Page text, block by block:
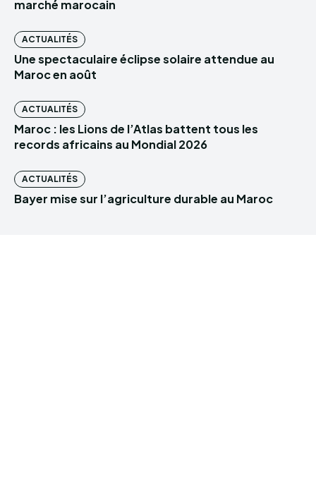
marché marocain
ACTUALITÉS
Une spectaculaire éclipse solaire attendue au
Maroc en août
ACTUALITÉS
Maroc : les Lions de l’Atlas battent tous les
records africains au Mondial 2026
ACTUALITÉS
Bayer mise sur l’agriculture durable au Maroc